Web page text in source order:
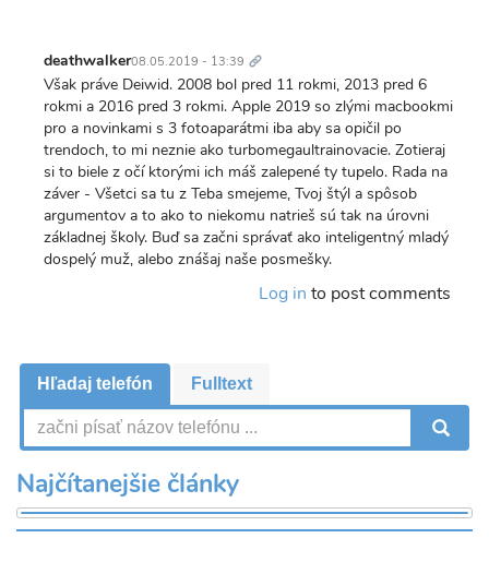
deathwalker08.05.2019 - 13:39 odkaz
Však práve Deiwid. 2008 bol pred 11 rokmi, 2013 pred 6
rokmi a 2016 pred 3 rokmi. Apple 2019 so zlými macbookmi
pro a novinkami s 3 fotoaparátmi iba aby sa opičil po
trendoch, to mi neznie ako turbomegaultrainovacie. Zotieraj
si to biele z očí ktorými ich máš zalepené ty tupelo. Rada na
záver - Všetci sa tu z Teba smejeme, Tvoj štýl a spôsob
argumentov a to ako to niekomu natrieš sú tak na úrovni
základnej školy. Buď sa začni správať ako inteligentný mladý
dospelý muž, alebo znášaj naše posmešky.
Log in to post comments
Hľadaj telefón Fulltext
Najčítanejšie články